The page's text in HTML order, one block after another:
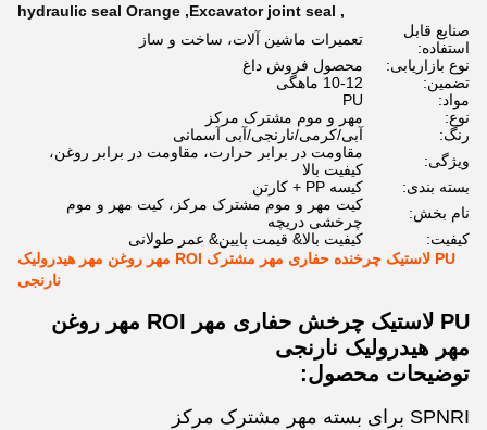
,
Excavator joint seal
,
hydraulic seal Orange
صنایع قابل
استفاده:
تعمیرات ماشین آلات، ساخت و ساز
نوع بازاریابی:
محصول فروش داغ
تضمین:
10-12 ماهگی
مواد:
PU
نوع:
مهر و موم مشترک مرکز
رنگ:
آبی/کرمی/نارنجی/آبی آسمانی
ویژگی:
مقاومت در برابر حرارت، مقاومت در برابر روغن،
کیفیت بالا
بسته بندی:
کیسه PP + کارتن
نام بخش:
کیت مهر و موم مشترک مرکز، کیت مهر و موم
چرخشی دریچه
کیفیت:
کیفیت بالا& قیمت پایین& عمر طولانی
PU لاستیک چرخنده حفاری مهر مشترک ROI مهر روغن مهر هیدرولیک
نارنجی
PU لاستیک چرخش حفاری مهر ROI مهر روغن
مهر هیدرولیک نارنجی
توضیحات محصول:
SPNRI برای بسته مهر مشترک مرکز